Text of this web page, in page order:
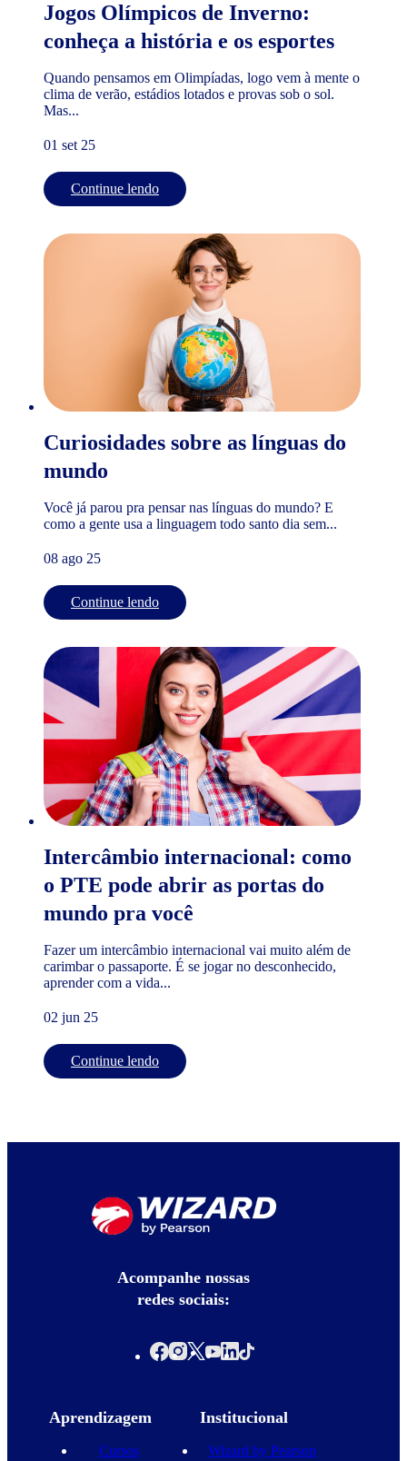
Jogos Olímpicos de Inverno:
conheça a história e os esportes
Quando pensamos em Olimpíadas, logo vem à mente o
clima de verão, estádios lotados e provas sob o sol.
Mas...
01 set 25
Continue lendo
Curiosidades sobre as línguas do
mundo
Você já parou pra pensar nas línguas do mundo? E
como a gente usa a linguagem todo santo dia sem...
08 ago 25
Continue lendo
Intercâmbio internacional: como
o PTE pode abrir as portas do
mundo pra você
Fazer um intercâmbio internacional vai muito além de
carimbar o passaporte. É se jogar no desconhecido,
aprender com a vida...
02 jun 25
Continue lendo
Acompanhe nossas
redes sociais:
Aprendizagem
Cursos
Institucional
Wizard by Pearson